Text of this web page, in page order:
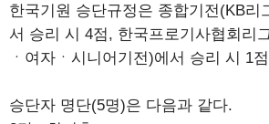
한국기원 승단규정은 종합기전(KB리
서 승리 시 4점, 한국프로기사협회리
ㆍ여자ㆍ시니어기전)에서 승리 시 1
승단자 명단(5명)은 다음과 같다.